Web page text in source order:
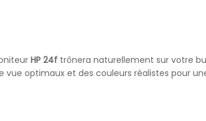
HP 24f trônera naturellement sur votre
vue optimaux et des couleurs réalistes pour